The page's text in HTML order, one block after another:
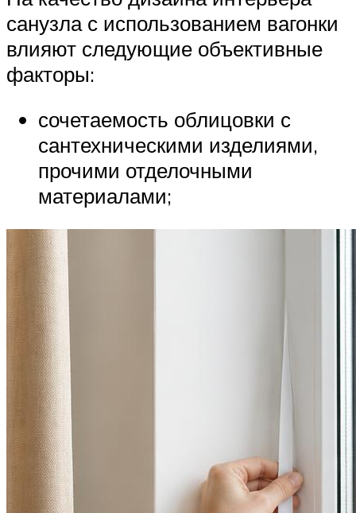
санузла с использованием вагонки
влияют следующие объективные
факторы:
сочетаемость облицовки с
сантехническими изделиями,
прочими отделочными
материалами;